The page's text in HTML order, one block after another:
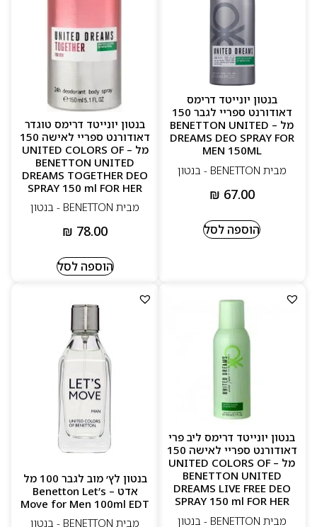
כולם מציגים את ה־DNA של Benetton: צעיר, צבעוני,
אופטימי ונגיש במחיר.
למה לבחור ב–Benetton United Dreams
ריחות יומיומיים, נעימים וקלילים
תווים רעננים שמתאימים לכל עונה
עמידות טובה וניחוח שמקבל מחמאות
מותג צבעוני, חיובי וקל להתחבר אליו
בנטון יונייטד דרימס
דאודורנט ספריי לגבר 150
מל – BENETTON UNITED
DREAMS DEO SPRAY FOR
MEN 150ML
מבית BENETTON - בנטון
₪ 67.00
הוספה לסל
בנטון יונייטד דרימס טוגדר
דאודורנט ספריי לאישה 150
מל – UNITED COLORS OF
BENETTON UNITED
DREAMS TOGETHER DEO
SPRAY 150 ml FOR HER
מבית BENETTON - בנטון
₪ 78.00
הוספה לסל
בנטון יונייטד דרימס ליב פרי
דאודורנט ספריי לאישה 150
מל – UNITED COLORS OF
BENETTON UNITED
DREAMS LIVE FREE DEO
SPRAY 150 ml FOR HER
מבית BENETTON - בנטון
בנטון לץ׳ מוב לגבר 100 מל
אדט – Benetton Let’s
Move for Men 100ml EDT
מבית BENETTON - בנטון